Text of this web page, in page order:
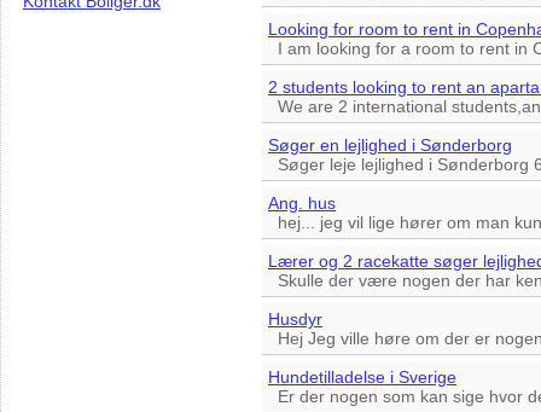
Looking for room to rent in
I am looking for a room to rent in
2 students looking to rent an
We are 2 international
Søger en lejlighed i Sønderborg
Søger leje lejlighed i Sønderborg
Ang. hus
hej... jeg vil lige hører om man
Lærer og 2 racekatte søger
Skulle der være nogen der har
Husdyr
Hej Jeg ville høre om der er
Hundetilladelse i Sverige
Er der nogen som kan sige hvor